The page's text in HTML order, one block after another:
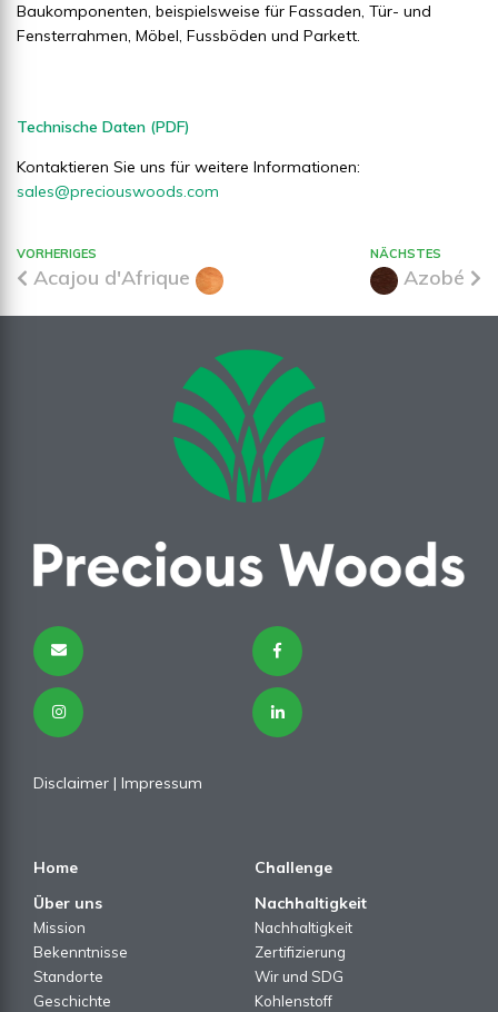
Baukomponenten, beispielsweise für Fassaden, Tür- und
Fensterrahmen, Möbel, Fussböden und Parkett.
Technische Daten (PDF)
Kontaktieren Sie uns für weitere Informationen:
sales@preciouswoods.com
VORHERIGES
Acajou d'Afrique
NÄCHSTES
Azobé
Disclaimer | Impressum
Home
Challenge
Über uns
Mission
Bekenntnisse
Standorte
Geschichte
Nachhaltigkeit
Nachhaltigkeit
Zertifizierung
Wir und SDG
Kohlenstoff